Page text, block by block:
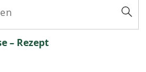
– Rezept